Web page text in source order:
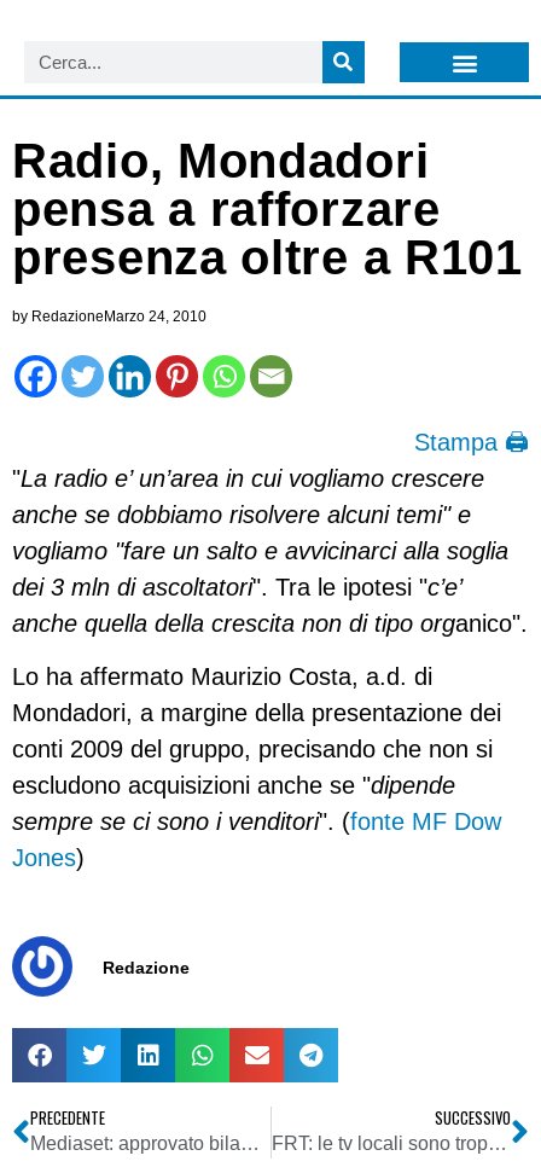
Radio, Mondadori
pensa a rafforzare
presenza oltre a R101
by Redazione Marzo 24, 2010
Stampa 🖨
"La radio e’ un’area in cui vogliamo crescere
anche se dobbiamo risolvere alcuni temi" e
vogliamo "fare un salto e avvicinarci alla soglia
dei 3 mln di ascoltatori". Tra le ipotesi "c’e’
anche quella della crescita non di tipo organico".
Lo ha affermato Maurizio Costa, a.d. di
Mondadori, a margine della presentazione dei
conti 2009 del gruppo, precisando che non si
escludono acquisizioni anche se "dipende
sempre se ci sono i venditori". (fonte MF Dow
Jones)
Redazione
PRECEDENTE
Mediaset: approvato bilancio 2009. Ricavi pubblicitari televisivi lordi con una flessione dell’8,6%, ma va bene la pay tv
SUCCESSIVO
FRT: le tv locali sono troppe. Occorre favorire emittenti con dignità d’impresa. DTT da vivere come opportunità per razionalizzare mercato